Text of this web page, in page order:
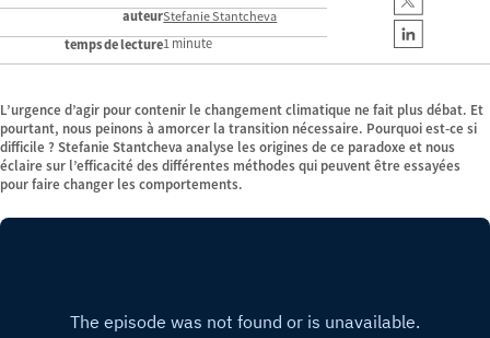
auteurStefanie Stantcheva
temps de lecture1 minute
L’urgence d’agir pour contenir le changement climatique ne fait plus débat. Et
pourtant, nous peinons à amorcer la transition nécessaire. Pourquoi est-ce si
difficile ? Stefanie Stantcheva analyse les origines de ce paradoxe et nous
éclaire sur l’efficacité des différentes méthodes qui peuvent être essayées
pour faire changer les comportements.